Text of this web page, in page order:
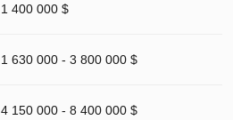
1 400 000 $
1 630 000 - 3 800 000 $
4 150 000 - 8 400 000 $